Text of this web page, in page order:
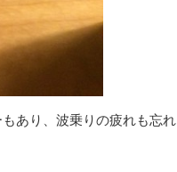
あり、波乗りの疲れも忘れ